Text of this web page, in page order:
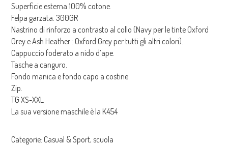
Superficie esterna 100% cotone.
Felpa garzata. 300GR
Nastrino di rinforzo a contrasto al collo (Navy per le tinte Oxford
Grey e Ash Heather : Oxford Grey per tutti gli altri colori).
Cappuccio foderato a nido d’ape.
Tasche a canguro.
Fondo manica e fondo capo a costine.
Zip.
TG XS-XXL
La sua versione maschile è la K454
Categorie: Casual & Sport,scuola